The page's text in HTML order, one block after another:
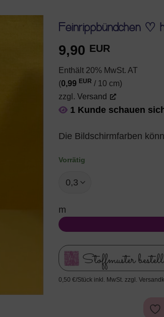
Feinrippbündchen ♡
9,90 EUR
Enthält 20% MwSt. AT
(0,99 EUR / 10 cm)
zzgl. Versand
1 Kunde schauen
Die Bildschirmfarben
Vorrätig
m
Stoffmuster
0,50 €/Stück inkl. MwSt. zzgl.